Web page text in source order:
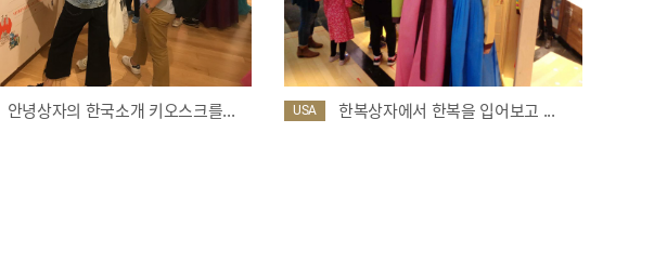
안녕상자의 한국소개 키오스크를... USA 한복상자에서 한복을 입어보고 ...